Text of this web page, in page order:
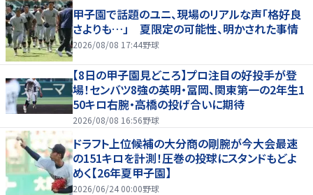
甲子園で話題のユニ、現場のリアルな声「格好良
さよりも…」 夏限定の可能性、明かされた事情
2026/08/08 17:44野球
【8日の甲子園見どころ】プロ注目の好投手が登
場！センバツ8強の英明・冨岡、関東第一の2年生1
50キロ右腕・高橋の投げ合いに期待
2026/08/08 16:56野球
ドラフト上位候補の大分商の剛腕が今大会最速
の151キロを計測！圧巻の投球にスタンドもどよ
めく【26年夏甲子園】
2026/06/24 00:00野球